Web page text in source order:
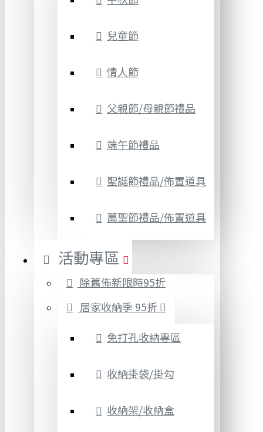
兒童節
情人節
父親節/母親節禮品
端午節禮品
聖誕節禮品/佈置道具
萬聖節禮品/佈置道具
活動專區
除舊佈新限時95折
居家收納季 95折
免打孔收納專區
收納掛袋/掛勾
收納架/收納盒